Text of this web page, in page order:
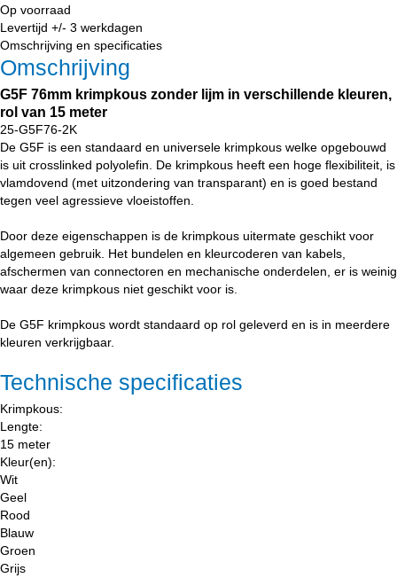
Op voorraad
Levertijd +/- 3 werkdagen
Omschrijving en specificaties
Omschrijving
G5F 76mm krimpkous zonder lijm in verschillende kleuren,
rol van 15 meter
25-G5F76-2K
De G5F is een standaard en universele krimpkous welke opgebouwd
is uit crosslinked polyolefin. De krimpkous heeft een hoge flexibiliteit, is
vlamdovend (met uitzondering van transparant) en is goed bestand
tegen veel agressieve vloeistoffen.
Door deze eigenschappen is de krimpkous uitermate geschikt voor
algemeen gebruik. Het bundelen en kleurcoderen van kabels,
afschermen van connectoren en mechanische onderdelen, er is weinig
waar deze krimpkous niet geschikt voor is.
De G5F krimpkous wordt standaard op rol geleverd en is in meerdere
kleuren verkrijgbaar.
Technische specificaties
Krimpkous:
Lengte:
15 meter
Kleur(en):
Wit
Geel
Rood
Blauw
Groen
Grijs